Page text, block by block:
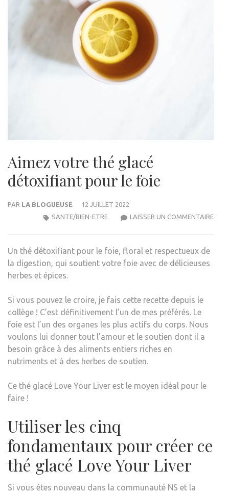
Aimez votre thé glacé
détoxifiant pour le foie
PAR LA BLOGUEUSE
12 JUILLET 2022
LAISSER UN COMMENTAIRE
SANTE/BIEN-ETRE
Un thé détoxifiant pour le foie, floral et respectueux de
la digestion, qui soutient votre foie avec de délicieuses
herbes et épices.
Si vous pouvez le croire, je fais cette recette depuis le
collège ! C’est définitivement l’un de mes préférés. Le
foie est l’un des organes les plus actifs du corps. Nous
voulons lui donner tout l’amour et le soutien dont il a
besoin grâce à des aliments entiers riches en
nutriments et à des herbes de soutien.
Ce thé glacé Love Your Liver est le moyen idéal pour le
faire !
Utiliser les cinq
fondamentaux pour créer ce
thé glacé Love Your Liver
Si vous êtes nouveau dans la communauté NS et la